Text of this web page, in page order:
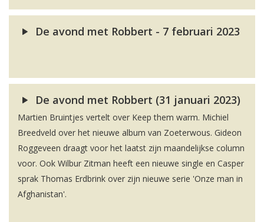
De avond met Robbert - 7 februari 2023
De avond met Robbert (31 januari 2023)
Martien Bruintjes vertelt over Keep them warm. Michiel
Breedveld over het nieuwe album van Zoeterwous. Gideon
Roggeveen draagt voor het laatst zijn maandelijkse column
voor. Ook Wilbur Zitman heeft een nieuwe single en Casper
sprak Thomas Erdbrink over zijn nieuwe serie 'Onze man in
Afghanistan'.